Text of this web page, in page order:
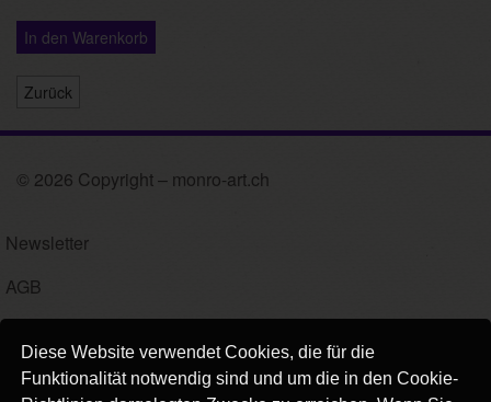
Diese Website verwendet Cookies, die für die
Funktionalität notwendig sind und um die in den Cookie-
In den Warenkorb
Zurück
© 2026 Copyright – monro-art.ch
Newsletter
AGB
Versand